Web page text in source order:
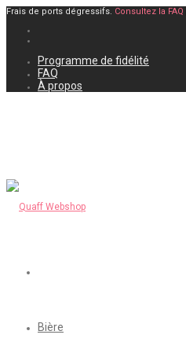
Frais de ports dégressifs. Consultez la FAQ
Programme de fidélité
FAQ
À propos
Bière